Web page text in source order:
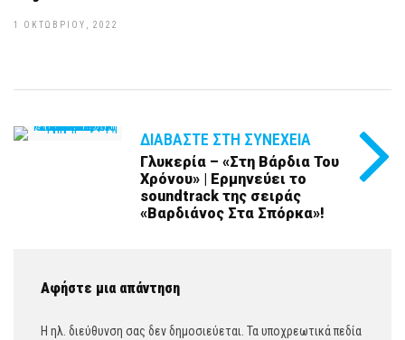
1 ΟΚΤΩΒΡΊΟΥ, 2022
ΔΙΑΒΆΣΤΕ ΣΤΗ ΣΥΝΈΧΕΙΑ
Γλυκερία – «Στη Βάρδια Του
Χρόνου» | Ερμηνεύει το
soundtrack της σειράς
«Βαρδιάνος Στα Σπόρκα»!
Αφήστε μια απάντηση
Η ηλ. διεύθυνση σας δεν δημοσιεύεται. Τα υποχρεωτικά πεδία